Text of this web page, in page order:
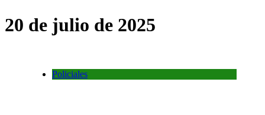
20 de julio de 2025
Policiales